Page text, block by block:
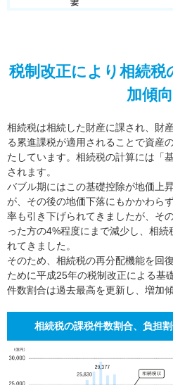
税制改正により相続税
加傾
相続税は相続した財産に課され、財
る累進課税が適用されることで資産
たしています。相続税の計算には「
されます。
バブル期にはこの基礎控除が地価上
が、その後の地価下落にもかかわら
率も引き下げられてきましたが、そ
った方の4%程度にまで減少し、相
れてきました。
そのため、相続税の再分配機能を回
ために平成25年の税制改正による基
件数割合は過去最高を更新し、増加
相続税の課税件数割合、負担